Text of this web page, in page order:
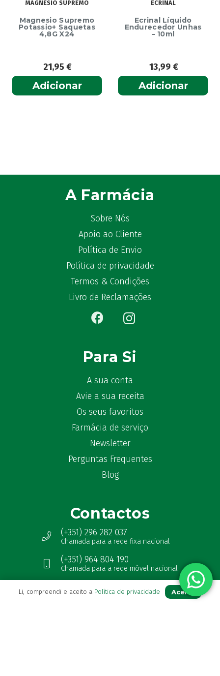
MAGNESIO SUPREMO
Magnesio Supremo
Potassio+ Saquetas
4,8G X24
21,95€
Adicionar
ECRINAL
Ecrinal Líquido
Endurecedor Unhas
– 10ml
13,99€
Adicionar
A Farmácia
Sobre Nós
Apoio ao Cliente
Política de Envio
Política de privacidade
Termos & Condições
Livro de Reclamações
Para Si
A sua conta
Avie a sua receita
Os seus favoritos
Farmácia de serviço
Newsletter
Perguntas Frequentes
Blog
Contactos
(+351) 296 282 037
Chamada para a rede fixa nacional
(+351) 964 804 190
Chamada para a rede móvel nacional
loja@farmaciavb.pt
Li, compreendi e aceito a Política de privacidade Aceito